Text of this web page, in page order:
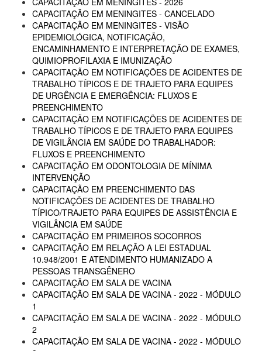
CAPACITAÇÃO EM MENINGITES - CANCELADO
CAPACITAÇÃO EM MENINGITES - VISÃO
EPIDEMIOLÓGICA, NOTIFICAÇÃO,
ENCAMINHAMENTO E INTERPRETAÇÃO DE EXAMES,
QUIMIOPROFILAXIA E IMUNIZAÇÃO
CAPACITAÇÃO EM NOTIFICAÇÕES DE ACIDENTES DE
TRABALHO TÍPICOS E DE TRAJETO PARA EQUIPES
DE URGÊNCIA E EMERGÊNCIA: FLUXOS E
PREENCHIMENTO
CAPACITAÇÃO EM NOTIFICAÇÕES DE ACIDENTES DE
TRABALHO TÍPICOS E DE TRAJETO PARA EQUIPES
DE VIGILÂNCIA EM SAÚDE DO TRABALHADOR:
FLUXOS E PREENCHIMENTO
CAPACITAÇÃO EM ODONTOLOGIA DE MÍNIMA
INTERVENÇÃO
CAPACITAÇÃO EM PREENCHIMENTO DAS
NOTIFICAÇÕES DE ACIDENTES DE TRABALHO
TÍPICO/TRAJETO PARA EQUIPES DE ASSISTÊNCIA E
VIGILÂNCIA EM SAÚDE
CAPACITAÇÃO EM PRIMEIROS SOCORROS
CAPACITAÇÃO EM RELAÇÃO A LEI ESTADUAL
10.948/2001 E ATENDIMENTO HUMANIZADO A
PESSOAS TRANSGÊNERO
CAPACITAÇÃO EM SALA DE VACINA
CAPACITAÇÃO EM SALA DE VACINA - 2022 - MÓDULO
1
CAPACITAÇÃO EM SALA DE VACINA - 2022 - MÓDULO
2
CAPACITAÇÃO EM SALA DE VACINA - 2022 - MÓDULO